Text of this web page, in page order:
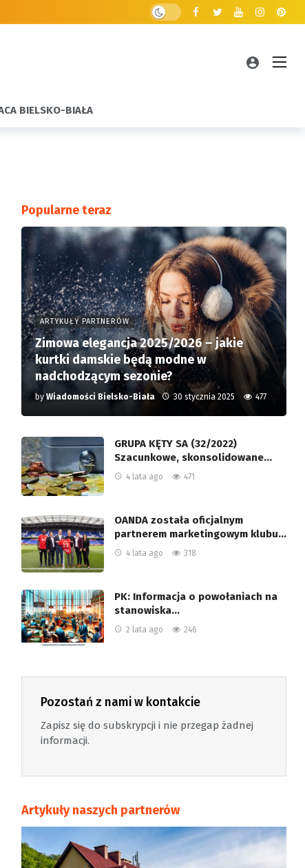
BIELSKO-BIAŁA
Popularne teraz
ARTYKUŁY PARTNERÓW
Zimowa elegancja 2025/2026 – jakie
kurtki damskie będą modne w
nadchodzącym sezonie?
byWiadomości Bielsko-Biała 30 stycznia 2025 477
GRUPA KĘTY SA (32/2022)
Szacunkowe, skonsolidowane…
4 lata ago 471
OANDA została oficjalnym
partnerem marketingowym klubu…
4 lata ago 318
PK: Informacja o powołaniach na
stanowiska…
2 lata ago 246
Pozostań z nami w kontakcie
Zapisz się do subskrypcji i nie przegap żadnej
informacji.
Artykuły naszych partnerów